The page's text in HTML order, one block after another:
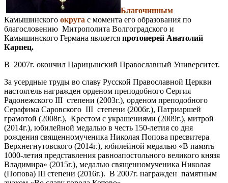
Благочинным
Камышинского округа с момента его образования по
благословению Митрополита Волгоградского и
Камышинского Германа является протоиерей Анатолий
Карпец.
В 2007г. окончил Царицынский Православный Университет.
За усердные труды во славу Русской Православной Церкви
настоятель награжден орденом преподобного Сергия
Радонежского III степени (2003г.), орденом преподобного
Серафима Саровского III степени (2006г.), Патриаршей
грамотой (2008г.), Крестом с украшениями (2009г.), митрой
(2014г.), юбилейной медалью в честь 150-летия со дня
рождения священномученика Николая Попова пресвитера
Верхнегнутовского (2014г.), юбилейной медалью «В память
1000-летия представления равноапостольного великого князя
Владимира» (2015г.), медалью священномученика Николая
(Попова) III степени (2016г.). В 2007г. награжден памятным